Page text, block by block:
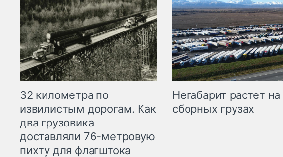
32 километра по
извилистым дорогам. Как
два грузовика
доставляли 76-метровую
пихту для флагштока
Негабарит растет на
сборных грузах